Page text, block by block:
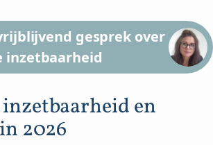
gesprek over
inzetbaarheid
en
2026